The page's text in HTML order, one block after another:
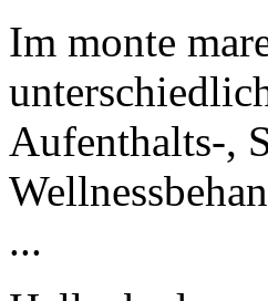
Im monte
Aufenthalts-,
...